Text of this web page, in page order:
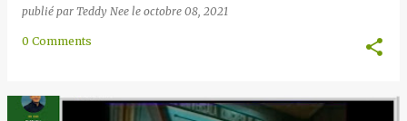
publié par Teddy Nee le octobre 08, 2021
0 Comments